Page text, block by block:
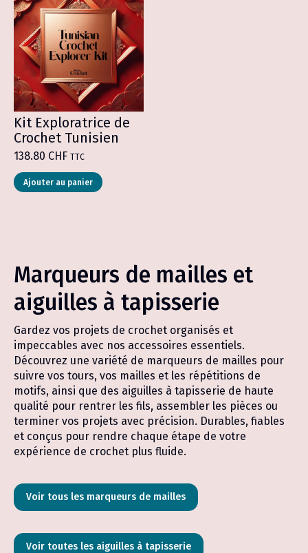
Kit Exploratrice de
Crochet Tunisien
138.80 CHF TTC
Ajouter au panier
Marqueurs de mailles et
aiguilles à tapisserie
Gardez vos projets de crochet organisés et
impeccables avec nos accessoires essentiels.
Découvrez une variété de marqueurs de mailles pour
suivre vos tours, vos mailles et les répétitions de
motifs, ainsi que des aiguilles à tapisserie de haute
qualité pour rentrer les fils, assembler les pièces ou
terminer vos projets avec précision. Durables, fiables
et conçus pour rendre chaque étape de votre
expérience de crochet plus fluide.
Voir tous les marqueurs de mailles
Voir toutes les aiguilles à tapisserie